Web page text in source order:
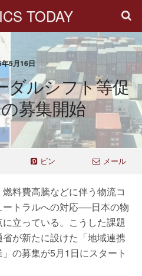
TODAY
5月16日
ダルシフト等促
募集開始
ピン メール
料費高騰などに伴う物流コ
トラルへの対応──日本の物
立っている。こうした課題
が新たに設けた「地域連携
の募集が5月1日にスタート